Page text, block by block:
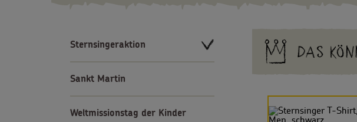
Sternsingeraktion
Sankt Martin
Weltmissionstag der Kinder
DAS